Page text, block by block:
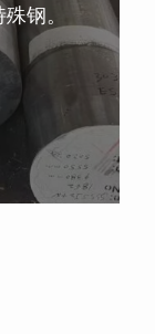
钢。